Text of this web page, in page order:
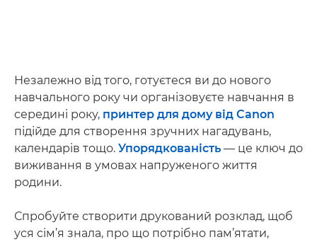
Незалежно від того, готуєтеся ви до нового
навчального року чи організовуєте навчання в
середині року, принтер для дому від Canon
підійде для створення зручних нагадувань,
календарів тощо. Упорядкованість — це ключ до
виживання в умовах напруженого життя
родини.
Спробуйте створити друкований розклад, щоб
уся сім’я знала, про що потрібно пам’ятати,